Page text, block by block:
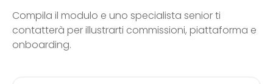
Compila il modulo e uno specialista senior ti
contatterà per illustrarti commissioni, piattaforma e
onboarding.